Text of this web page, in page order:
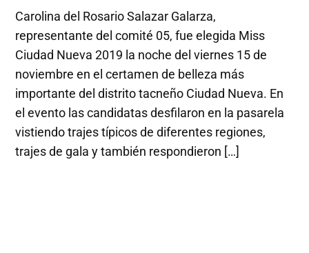
Carolina del Rosario Salazar Galarza,
representante del comité 05, fue elegida Miss
Ciudad Nueva 2019 la noche del viernes 15 de
noviembre en el certamen de belleza más
importante del distrito tacneño Ciudad Nueva. En
el evento las candidatas desfilaron en la pasarela
vistiendo trajes típicos de diferentes regiones,
trajes de gala y también respondieron […]